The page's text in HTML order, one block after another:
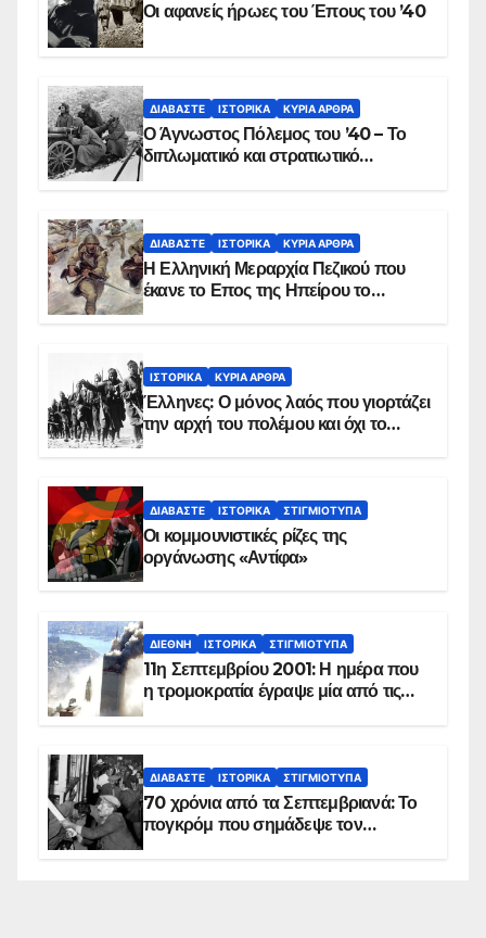
Οι αφανείς ήρωες του Έπους του ’40
ΔΙΑΒΆΣΤΕ ΙΣΤΟΡΙΚΆ ΚΥΡΙΑ ΑΡΘΡΑ
Ο Άγνωστος Πόλεμος του ’40 – Το
διπλωματικό και στρατιωτικό
ΔΙΑΒΆΣΤΕ ΙΣΤΟΡΙΚΆ ΚΥΡΙΑ ΑΡΘΡΑ
Η Ελληνική Μεραρχία Πεζικού που
έκανε το Επος της Ηπείρου το
ΙΣΤΟΡΙΚΆ ΚΥΡΙΑ ΑΡΘΡΑ
Έλληνες: Ο μόνος λαός που γιορτάζει
την αρχή του πολέμου και όχι το
ΔΙΑΒΆΣΤΕ ΙΣΤΟΡΙΚΆ ΣΤΙΓΜΙΌΤΥΠΑ
Οι κομμουνιστικές ρίζες της
οργάνωσης «Αντίφα»
ΔΙΕΘΝΉ ΙΣΤΟΡΙΚΆ ΣΤΙΓΜΙΌΤΥΠΑ
11η Σεπτεμβρίου 2001: Η ημέρα που
η τρομοκρατία έγραψε μία από τις
ΔΙΑΒΆΣΤΕ ΙΣΤΟΡΙΚΆ ΣΤΙΓΜΙΌΤΥΠΑ
70 χρόνια από τα Σεπτεμβριανά: Το
πογκρόμ που σημάδεψε τον